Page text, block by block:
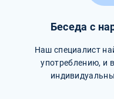
Беседа с
Наш специалист
употреблению, и